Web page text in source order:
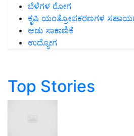
ಬೆಳೆಗಳ ರೋಗ
ಕೃಷಿ ಯಂತ್ರೋಪಕರಣಗಳ
ಆಡು ಸಾಕಾಣಿಕೆ
ಉದ್ಯೋಗ
Top Stories